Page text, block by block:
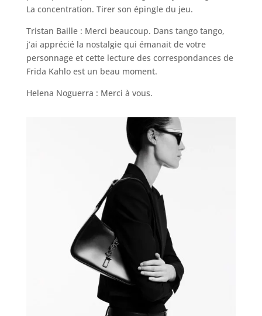
La concentration. Tirer son épingle du jeu.
Tristan Baille : Merci beaucoup. Dans tango tango,
j’ai apprécié la nostalgie qui émanait de votre
personnage et cette lecture des correspondances de
Frida Kahlo est un beau moment.
Helena Noguerra : Merci à vous.